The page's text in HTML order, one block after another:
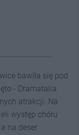
bawiła się pod
- Dramatalia.
atrakcji. Na
występ chóru
na deser